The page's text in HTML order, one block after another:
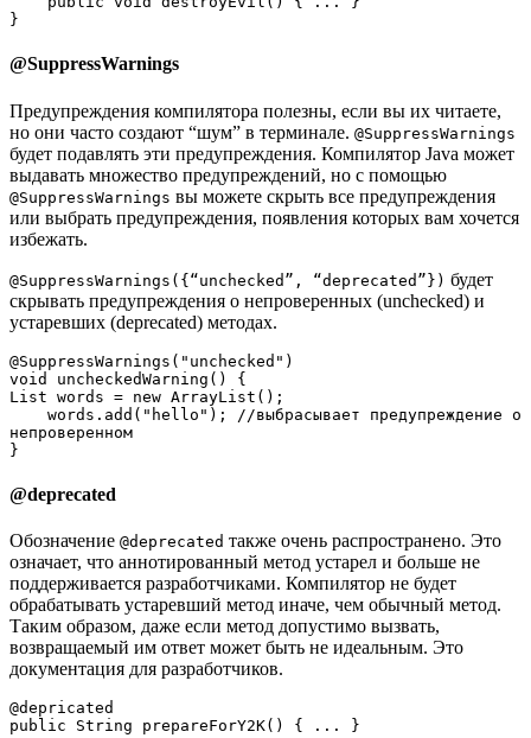
}
@SuppressWarnings
Предупреждения компилятора полезны, если вы их читаете,
но они часто создают “шум” в терминале. @SuppressWarnings
будет подавлять эти предупреждения. Компилятор Java может
выдавать множество предупреждений, но с помощью
@SuppressWarnings вы можете скрыть все предупреждения
или выбрать предупреждения, появления которых вам хочется
избежать.
@SuppressWarnings({“unchecked”, “deprecated”}) будет
скрывать предупреждения о непроверенных (unchecked) и
устаревших (deprecated) методах.
@SuppressWarnings("unchecked")
void uncheckedWarning() {
List words = new ArrayList();
непроверенном
}
@deprecated
Обозначение @deprecated также очень распространено. Это
означает, что аннотированный метод устарел и больше не
поддерживается разработчиками. Компилятор не будет
обрабатывать устаревший метод иначе, чем обычный метод.
Таким образом, даже если метод допустимо вызвать,
возвращаемый им ответ может быть не идеальным. Это
документация для разработчиков.
@depricated
public String prepareForY2K() { ... }